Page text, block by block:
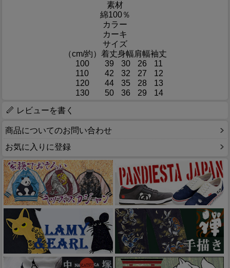
素材
綿100％
カラー
カーキ
サイズ
（cm/約） 着丈身幅肩幅袖丈
100
39 30 26
11
110
42 32 27
12
120
44 35 28
13
130
50 36 29
14
レビューを書く
商品についてのお問い合わせ
お気に入りに登録